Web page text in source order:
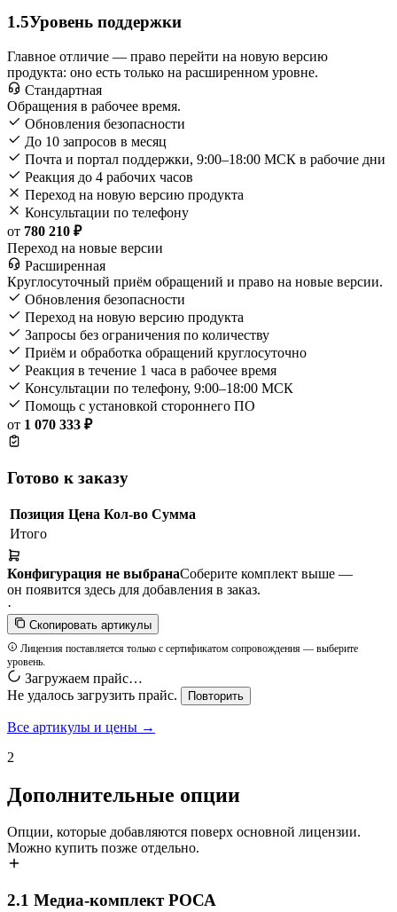
1.5Уровень поддержки
Главное отличие — право перейти на новую версию
продукта: оно есть только на расширенном уровне.
Стандартная
Обращения в рабочее время.
Обновления безопасности
До 10 запросов в месяц
Почта и портал поддержки, 9:00–18:00 МСК в рабочие дни
Реакция до 4 рабочих часов
Переход на новую версию продукта
Консультации по телефону
от 780 210 ₽
Переход на новые версии
Расширенная
Круглосуточный приём обращений и право на новые версии.
Обновления безопасности
Переход на новую версию продукта
Запросы без ограничения по количеству
Приём и обработка обращений круглосуточно
Реакция в течение 1 часа в рабочее время
Консультации по телефону, 9:00–18:00 МСК
Помощь с установкой стороннего ПО
от 1 070 333 ₽
Готово к заказу
Позиция Цена Кол-во Сумма
Итого
Конфигурация не выбранаСоберите комплект выше —
он появится здесь для добавления в заказ.
·
Скопировать артикулы
Лицензия поставляется только с сертификатом сопровождения — выберите
уровень.
Загружаем прайс…
Не удалось загрузить прайс.
Повторить
Все артикулы и цены →
2
Дополнительные опции
Опции, которые добавляются поверх основной лицензии.
Можно купить позже отдельно.
2.1 Медиа-комплект РОСА